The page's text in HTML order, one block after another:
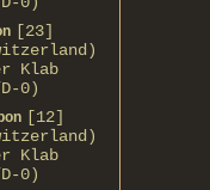
[23]
Klab
0)
[12]
Klab
0)